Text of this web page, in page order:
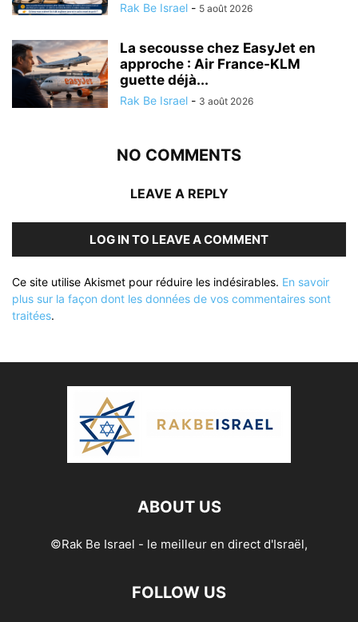
Rak Be Israel - 5 août 2026
La secousse chez EasyJet en
approche : Air France-KLM
guette déjà...
Rak Be Israel - 3 août 2026
NO COMMENTS
LEAVE A REPLY
LOG IN TO LEAVE A COMMENT
Ce site utilise Akismet pour réduire les indésirables. En savoir
plus sur la façon dont les données de vos commentaires sont
traitées.
ABOUT US
©Rak Be Israel - le meilleur en direct d'Israël,
FOLLOW US